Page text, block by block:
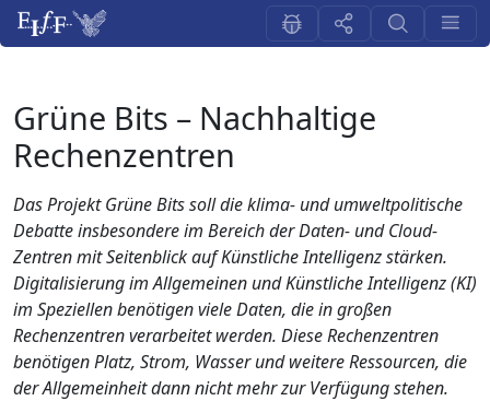
Grüne Bits – Nachhaltige
Rechenzentren
Das Projekt Grüne Bits soll die klima- und umweltpolitische
Debatte insbesondere im Bereich der Daten- und Cloud-
Zentren mit Seitenblick auf Künstliche Intelligenz stärken.
Digitalisierung im Allgemeinen und Künstliche Intelligenz (KI)
im Speziellen benötigen viele Daten, die in großen
Rechenzentren verarbeitet werden. Diese Rechenzentren
benötigen Platz, Strom, Wasser und weitere Ressourcen, die
der Allgemeinheit dann nicht mehr zur Verfügung stehen.